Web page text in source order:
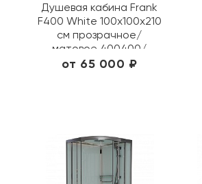
Душевая кабина Frank
F400 White 100х100х210
см прозрачное/
матовое 400400/
20006
от 65 000 ₽